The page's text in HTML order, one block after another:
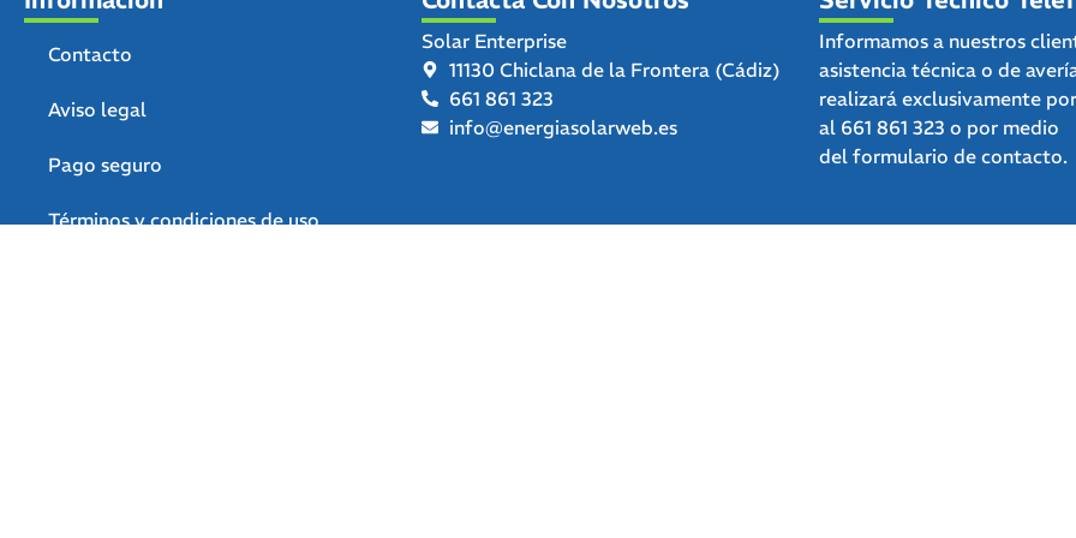
Contacto
Aviso legal
Pago seguro
Términos y condiciones de uso
Solar Enterprise
11130 Chiclana de la Frontera (Cádiz)
661 861 323
info@energiasolarweb.es
Informamos a nuestros
asistencia técnica o de
realizará exclusivamente
al 661 861 323 o por medio
del formulario de contacto.